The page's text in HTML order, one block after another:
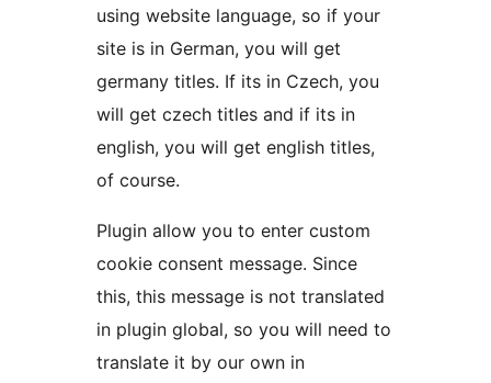
using website language, so if your
site is in German, you will get
germany titles. If its in Czech, you
will get czech titles and if its in
english, you will get english titles,
of course.
Plugin allow you to enter custom
cookie consent message. Since
this, this message is not translated
in plugin global, so you will need to
translate it by our own in